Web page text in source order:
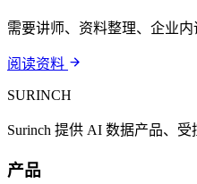
需要讲师、资料整理、企业内
阅读资料
SURINCH
Surinch 提供 AI 数据产品、
产品